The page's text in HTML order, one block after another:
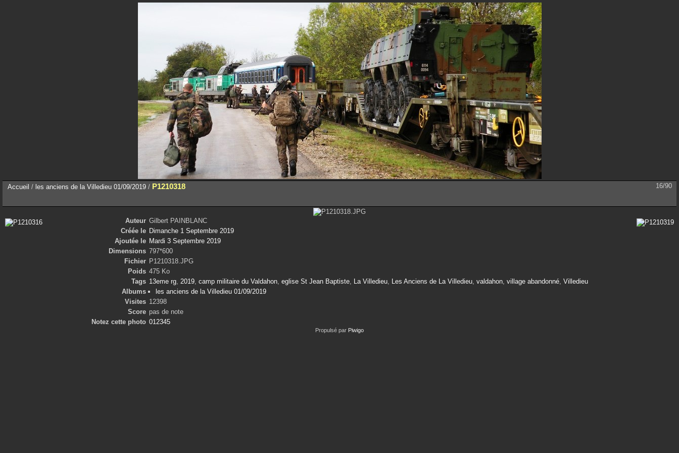
Accueil / les anciens de la Villedieu 01/09/2019 / P1210318 16/90
Auteur Gilbert PAINBLANC
Créée le Dimanche 1 Septembre 2019
Ajoutée le Mardi 3 Septembre 2019
Dimensions 797*600
Fichier P1210318.JPG
Poids 475 Ko
Tags 13eme rg, 2019, camp militaire du Valdahon, eglise St Jean Baptiste, La Villedieu, Les Anciens de La Villedieu, valdahon, village abandonné, Villedieu
Albums
les anciens de la Villedieu 01/09/2019
Visites 12398
Score pas de note
Notez cette photo
Propulsé par Piwigo